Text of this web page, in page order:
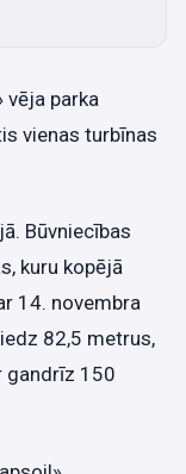
vēja parka
vienas turbīnas
Būvniecības
kuru kopējā
14. novembra
82,5 metrus,
gandrīz 150